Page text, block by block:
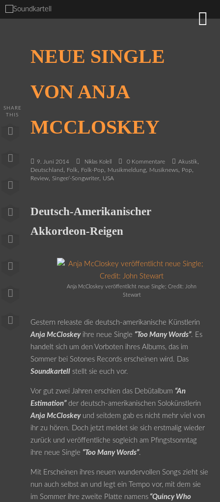
NEUE SINGLE
VON ANJA
MCCLOSKEY
9. Juni 2014 Niklas Kolell 0 Kommentare Akustik,
Deutschland , Folk, Folk-Pop, Musikmeldung, Musiknews, Pop,
Review, Singer/-Songwriter, USA
SHARE
THIS
Deutsch-Amerikanischer
Akkordeon-Reigen
Anja McCloskey veröffentlicht neue Single; Credit: John
Stewart
Gestern releaste die deutsch-amerikanische Künstlerin
Anja McCloskeyihre neue Single “Too Many Words”. Es
handelt sich um den Vorboten ihres Albums, das im
Sommer bei Sotones Records erscheinen wird. Das
Soundkartell stellt sie euch vor.
Vor gut zwei Jahren erschien das Debütalbum “An
Estimation” der deutsch-amerikanischen Solokünstlerin
Anja McCloskeyund seitdem gab es nicht mehr viel von
ihr zu hören. Doch jetzt meldet sie sich erstmalig wieder
zurück und veröffentliche sogleich am Pfingstsonntag
ihre neue Single “Too Many Words”.
Mit Erscheinen ihres neuen wundervollen Songs zieht sie
nun auch selbst an und legt ein Tempo vor, mit dem sie
im Sommer ihre zweite Platte namens“Quincy Who